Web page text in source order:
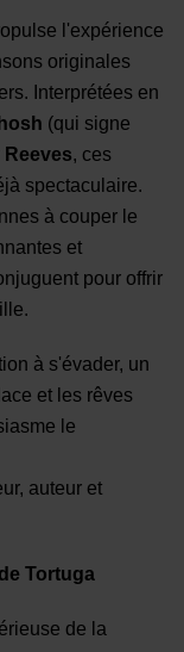
l'expérience
originales
Interprétées en
(qui signe
Reeves, ces
spectaculaire.
à couper le
et
pour offrir
à s'évader, un
et les rêves
le
, auteur et
Tortuga
de la